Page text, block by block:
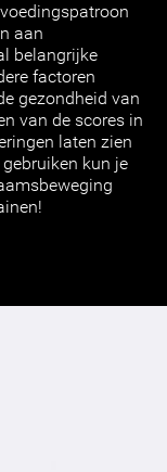
aan
belangrijke
factoren
gezondheid van
van de scores in
laten zien
kun je